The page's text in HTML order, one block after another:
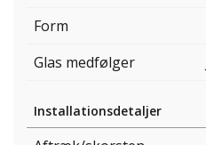
Form
Glas medfølger
Installationsdetaljer